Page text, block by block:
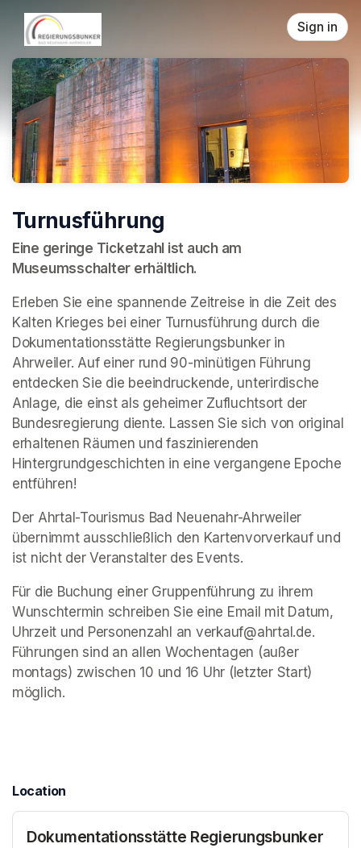
Skip header
Sign in
Turnusführung
Eine geringe Ticketzahl ist auch am
Museumsschalter erhältlich.
Erleben Sie eine spannende Zeitreise in die Zeit des
Kalten Krieges bei einer Turnusführung durch die
Dokumentationsstätte Regierungsbunker in
Ahrweiler. Auf einer rund 90-minütigen Führung
entdecken Sie die beeindruckende, unterirdische
Anlage, die einst als geheimer Zufluchtsort der
Bundesregierung diente. Lassen Sie sich von original
erhaltenen Räumen und faszinierenden
Hintergrundgeschichten in eine vergangene Epoche
entführen!
Der Ahrtal-Tourismus Bad Neuenahr-Ahrweiler
übernimmt ausschließlich den Kartenvorverkauf und
ist nicht der Veranstalter des Events.
Für die Buchung einer Gruppenführung zu ihrem
Wunschtermin schreiben Sie eine Email mit Datum,
Uhrzeit und Personenzahl an verkauf@ahrtal.de.
Führungen sind an allen Wochentagen (außer
montags) zwischen 10 und 16 Uhr (letzter Start)
möglich.
Location
Dokumentationsstätte Regierungsbunker